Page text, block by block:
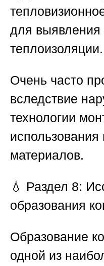
для
Очень часто
вследствие
технологии
материалов.
💧 Раздел 8:
образования
Образование
одной из